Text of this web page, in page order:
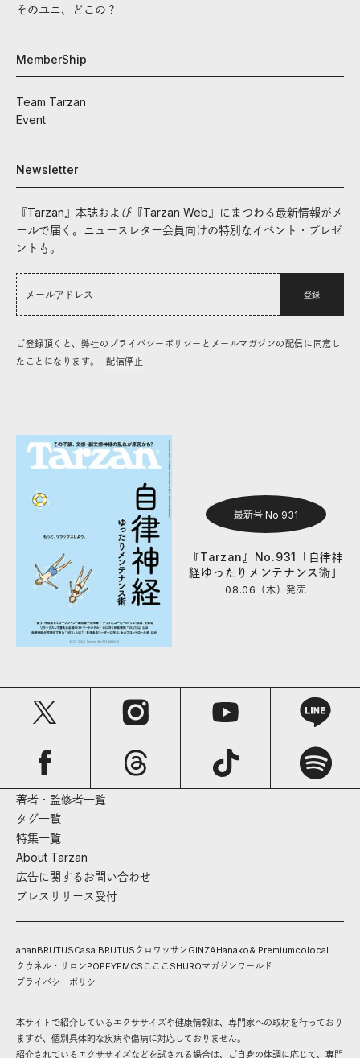
そのユニ、どこの？
MemberShip
Team Tarzan
Event
Newsletter
『Tarzan』本誌および『Tarzan Web』にまつわる最新情報がメ
ールで届く。ニュースレター会員向けの特別なイベント・プレゼ
ントも。
登録
ご登録頂くと、弊社のプライバシーポリシーとメールマガジンの配信に同意し
たことになります。
配信停止
最新号 No.931
『Tarzan』No.931「自律神
経ゆったりメンテナンス術」
08.06（木）発売
著者・監修者一覧
タグ一覧
特集一覧
About Tarzan
広告に関するお問い合わせ
プレスリリース受付
ananBRUTUSCasa BRUTUS クロワッサンGINZAHanako& Premiumcolocal
クウネル・サロンPOPEYEMCS こここ SHUROマガジンワールド
プライバシーポリシー
本サイトで紹介しているエクササイズや健康情報は、専門家への取材を行っており
ますが、個別具体的な疾病や傷病に対応しておりません。
紹介されているエクササイズなどを試される場合は、ご自身の体調に応じて、専門